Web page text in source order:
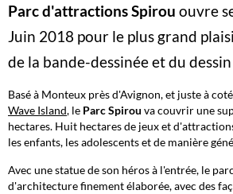
Parc d'attractions Spirou ouvre
Juin 2018 pour le plus grand
de la bande-dessinée et du
Basé à Monteux près d'Avignon, et juste à
Wave Island, le Parc Spirou va couvrir une
hectares. Huit hectares de jeux et
les enfants, les adolescents et de manière
Avec une statue de son héros à l'entrée, le
d'architecture finement élaborée, avec des